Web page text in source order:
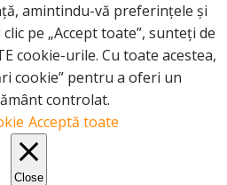
amintindu-vă preferințele și
pe „Accept toate”, sunteți de
cookie-urile. Cu toate acestea,
cookie” pentru a oferi un
controlat.
Acceptă toate
Close